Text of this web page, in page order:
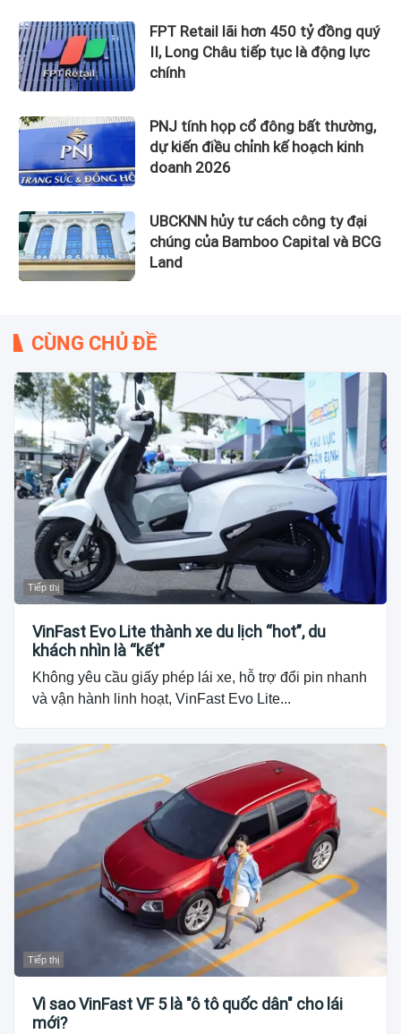
FPT Retail lãi hơn 450 tỷ đồng quý
II, Long Châu tiếp tục là động lực
chính
PNJ tính họp cổ đông bất thường,
dự kiến điều chỉnh kế hoạch kinh
doanh 2026
UBCKNN hủy tư cách công ty đại
chúng của Bamboo Capital và BCG
Land
CÙNG CHỦ ĐỀ
Tiếp thị
VinFast Evo Lite thành xe du lịch “hot”, du
khách nhìn là “kết”
Không yêu cầu giấy phép lái xe, hỗ trợ đổi pin nhanh
và vận hành linh hoạt, VinFast Evo Lite...
Tiếp thị
Vì sao VinFast VF 5 là "ô tô quốc dân" cho lái
mới?